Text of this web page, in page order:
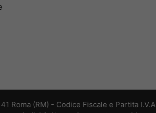
Roma (RM) - Codice Fiscale e Partita